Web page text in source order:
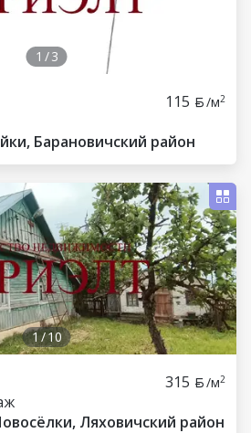
1 /3
115 /м2
Барановичский район
1/10
315 /м2
Ляховичский район